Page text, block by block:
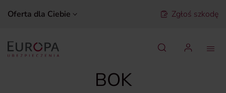
Oferta dla Ciebie Zgłoś szkodę
BOK